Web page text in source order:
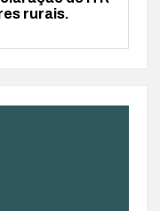
rurais.